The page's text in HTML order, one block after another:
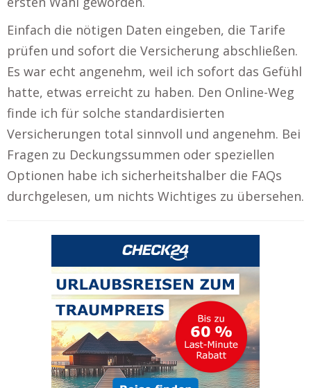
Einfach die nötigen Daten eingeben, die Tarife
prüfen und sofort die Versicherung abschließen.
Es war echt angenehm, weil ich sofort das Gefühl
hatte, etwas erreicht zu haben. Den Online-Weg
finde ich für solche standardisierten
Versicherungen total sinnvoll und angenehm. Bei
Fragen zu Deckungssummen oder speziellen
Optionen habe ich sicherheitshalber die FAQs
durchgelesen, um nichts Wichtiges zu übersehen.